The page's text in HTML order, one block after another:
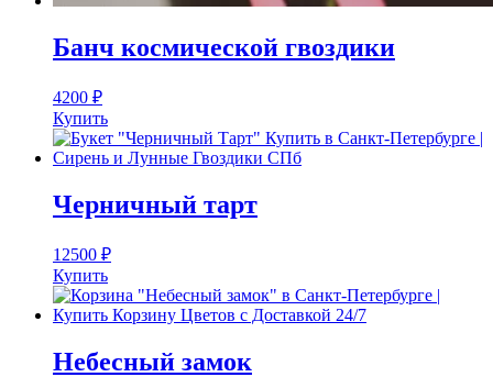
Банч космической гвоздики
4200 ₽
Купить
Черничный тарт
12500 ₽
Купить
Небесный замок